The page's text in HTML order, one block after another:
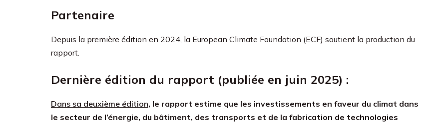
Partenaire
Depuis la première édition en 2024, la European Climate Foundation (ECF) soutient la production du
rapport.
Dernière édition du rapport (publiée en juin 2025) :
Dans sa deuxième édition, le rapport estime que les investissements en faveur du climat dans
le secteur de l’énergie, du bâtiment, des transports et de la fabrication de technologies